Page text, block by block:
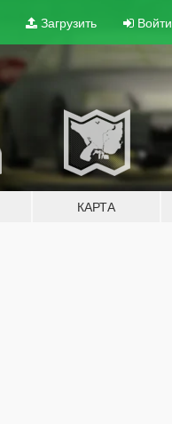
Загрузить Войти
КАРТА